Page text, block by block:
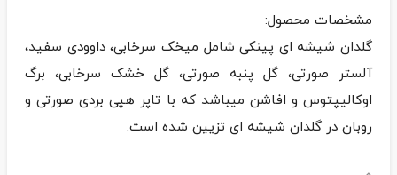
گلدان شیشه ای پینکی شامل میخک سرخابی، داوودی سفید،
آلستر صورتی، گل پنبه صورتی، گل خشک سرخابی، برگ
اوکالیپتوس و افاشن میباشد که با تاپر هپی بردی صورتی و